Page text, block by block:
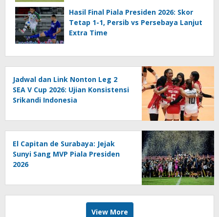
Hasil Final Piala Presiden 2026: Skor
Tetap 1-1, Persib vs Persebaya Lanjut
Extra Time
Jadwal dan Link Nonton Leg 2
SEA V Cup 2026: Ujian Konsistensi
Srikandi Indonesia
El Capitan de Surabaya: Jejak
Sunyi Sang MVP Piala Presiden
2026
View More